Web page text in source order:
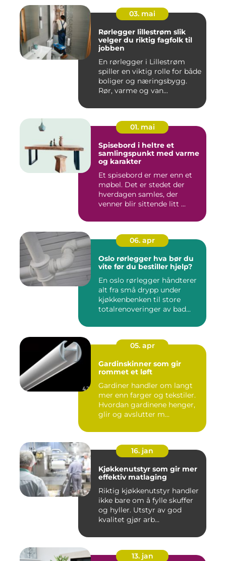
03. mai
Rørlegger lillestrøm slik
velger du riktig fagfolk til
jobben
En rørlegger i Lillestrøm
spiller en viktig rolle for både
boliger og næringsbygg.
Rør, varme og van...
01. mai
Spisebord i heltre et
samlingspunkt med varme
og karakter
Et spisebord er mer enn et
møbel. Det er stedet der
hverdagen samles, der
venner blir sittende litt ...
06. apr
Oslo rørlegger hva bør du
vite før du bestiller hjelp?
En oslo rørlegger håndterer
alt fra små drypp under
kjøkkenbenken til store
totalrenoveringer av bad...
05. apr
Gardinskinner som gir
rommet et løft
Gardiner handler om langt
mer enn farger og tekstiler.
Hvordan gardinene henger,
glir og avslutter m...
16. jan
Kjøkkenutstyr som gir mer
effektiv matlaging
Riktig kjøkkenutstyr handler
ikke bare om å fylle skuffer
og hyller. Utstyr av god
kvalitet gjør arb...
13. jan